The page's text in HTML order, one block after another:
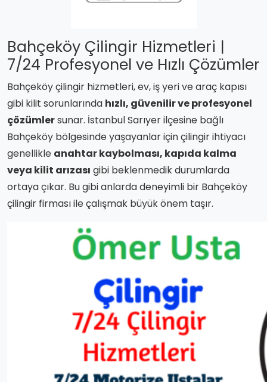
Bahçeköy Çilingir Hizmetleri |
7/24 Profesyonel ve Hızlı Çözümler
Bahçeköy çilingir hizmetleri, ev, iş yeri ve araç kapısı
gibi kilit sorunlarında hızlı, güvenilir ve profesyonel
çözümlersunar. İstanbul Sarıyer ilçesine bağlı
Bahçeköy bölgesinde yaşayanlar için çilingir ihtiyacı
genellikle anahtar kaybolması, kapıda kalma
veya kilit arızası gibi beklenmedik durumlarda
ortaya çıkar. Bu gibi anlarda deneyimli bir Bahçeköy
çilingir firması ile çalışmak büyük önem taşır.